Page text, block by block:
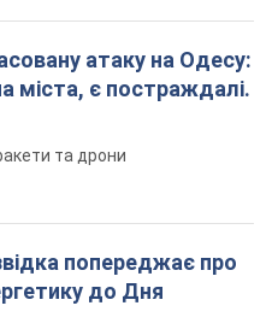
атаку на Одесу:
міста, є постраждалі.
та дрони
попереджає про
до Дня